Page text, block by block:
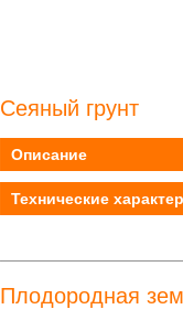
Сеяный грунт
Описание
Технические
Плодородная